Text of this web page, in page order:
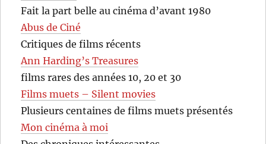
Fait la part belle au cinéma d’avant 1980
Abus de Ciné
Critiques de films récents
Ann Harding’s Treasures
films rares des années 10, 20 et 30
Films muets – Silent movies
Plusieurs centaines de films muets présentés
Mon cinéma à moi